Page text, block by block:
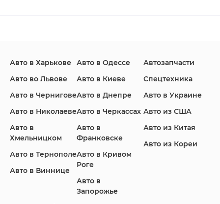
Infiniti Jaguar Jeep
Land Rover
Авто в Харькове
Авто во Львове
Авто в Чернигове
Авто в Николаеве
Авто в
Хмельницком
Авто в Тернополе
Авто в Виннице
Авто в Одессе
Авто в Киеве
Авто в Днепре
Авто в Черкассах
Авто в
Франковске
Авто в Кривом
Роге
Авто в
Запорожье
Автозапчасти
Спецтехника
Авто в Украине
Авто из США
Авто из Китая
Авто из Кореи